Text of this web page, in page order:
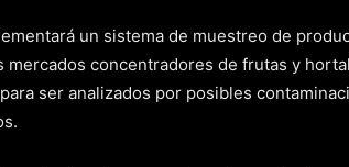
un sistema de muestreo de
concentradores de frutas y
ser analizados por posibles